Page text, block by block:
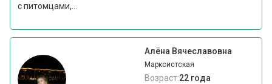
с питомцами,...
Алёна Вячеславовна
Марксистская
Возраст:22 года